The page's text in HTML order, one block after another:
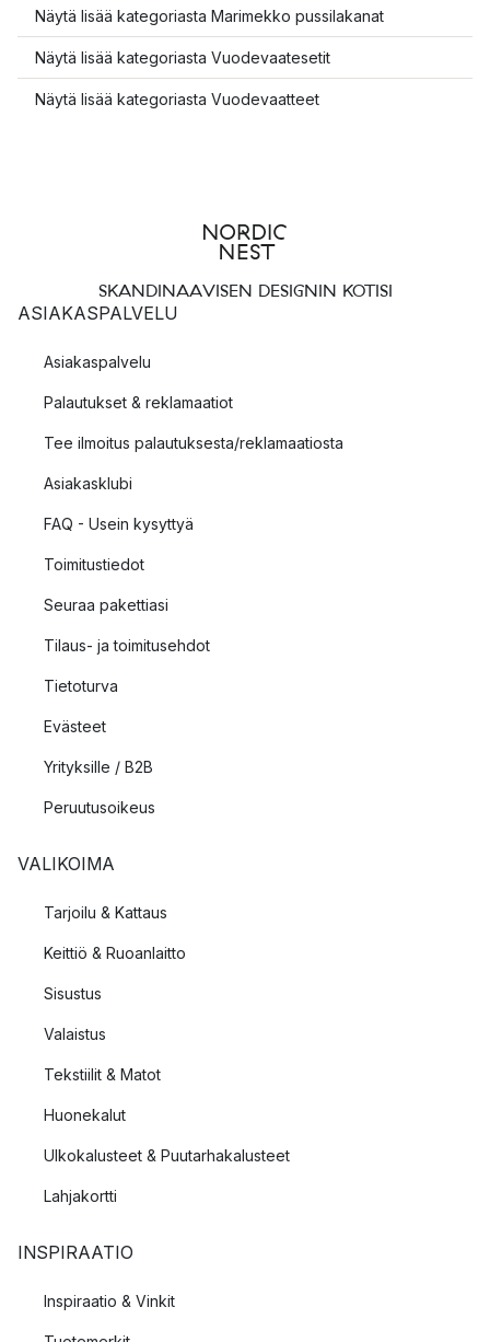
Näytä lisää kategoriasta Marimekko pussilakanat
Näytä lisää kategoriasta Vuodevaatesetit
Näytä lisää kategoriasta Vuodevaatteet
SKANDINAAVISEN DESIGNIN KOTISI
ASIAKASPALVELU
Asiakaspalvelu
Palautukset & reklamaatiot
Tee ilmoitus palautuksesta/reklamaatiosta
Asiakasklubi
FAQ - Usein kysyttyä
Toimitustiedot
Seuraa pakettiasi
Tilaus- ja toimitusehdot
Tietoturva
Evästeet
Yrityksille / B2B
Peruutusoikeus
VALIKOIMA
Tarjoilu & Kattaus
Keittiö & Ruoanlaitto
Sisustus
Valaistus
Tekstiilit & Matot
Huonekalut
Ulkokalusteet & Puutarhakalusteet
Lahjakortti
INSPIRAATIO
Inspiraatio & Vinkit